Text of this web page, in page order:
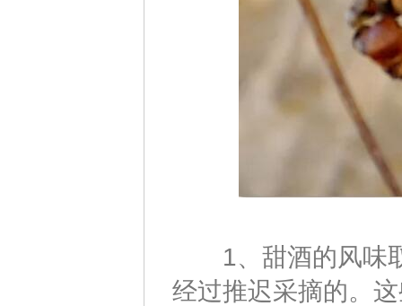
1、甜酒的风味取
经过推迟采摘的。